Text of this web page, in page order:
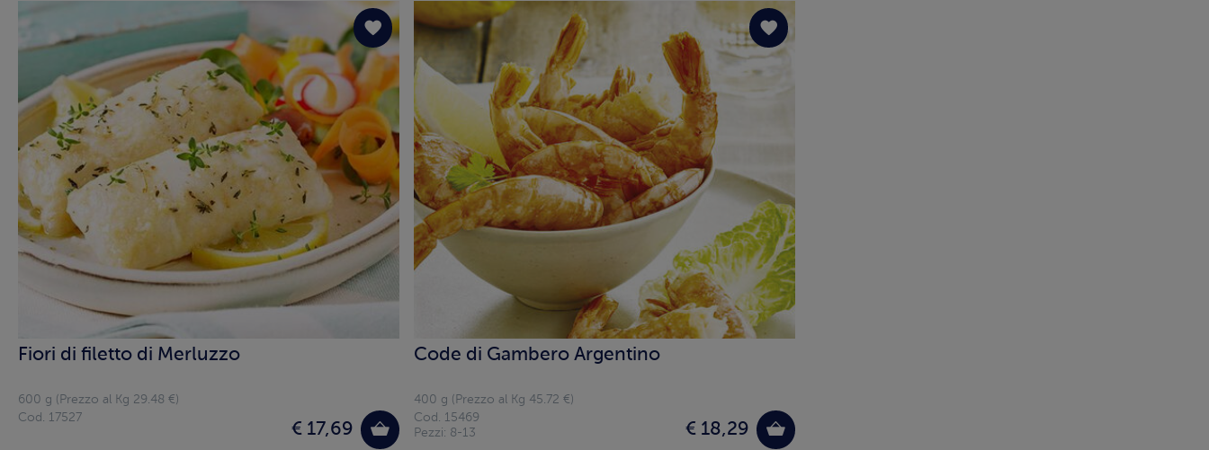
Fiori di filetto di Merluzzo
600 g (Prezzo al Kg 29.48 €)
€ 17,69
Cod. 17527
Code di Gambero Argentino
400 g (Prezzo al Kg 45.72 €)
€ 18,29
Cod. 15469
Pezzi: 8-13